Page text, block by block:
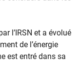
l’IRSN et a évolué
de l’énergie
est entré dans sa